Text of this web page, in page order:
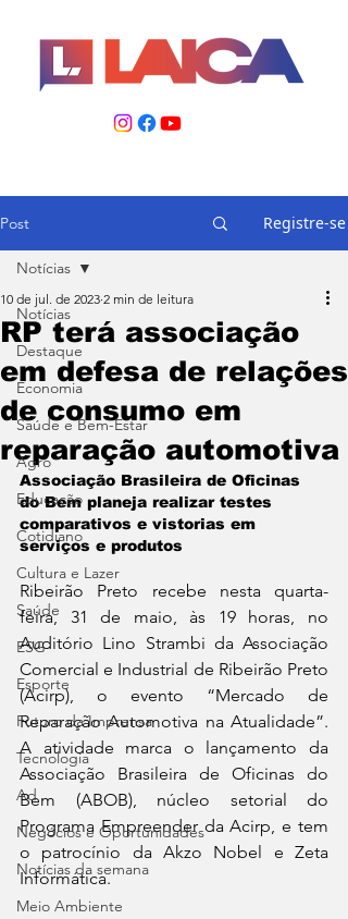
Post Registre-se
Notícias
Destaque
Economia
Saúde e Bem-Estar
Agro
Educação
Cotidiano
Cultura e Lazer
Saúde
ESG
Esporte
Futuro da Imprensa
Tecnologia
Ad
Negócios e Oportunidades
Notícias da semana
Meio Ambiente
Notícias
RP terá associação
em defesa de relações
de consumo em
reparação automotiva
10 de jul. de 2023 2 min de leitura
Associação Brasileira de Oficinas
do Bem planeja realizar testes
comparativos e vistorias em
serviços e produtos
Ribeirão Preto recebe nesta quarta-
feira, 31 de maio, às 19 horas, no
Auditório Lino Strambi da Associação
Comercial e Industrial de Ribeirão Preto
(Acirp), o evento “Mercado de
Reparação Automotiva na Atualidade”.
A atividade marca o lançamento da
Associação Brasileira de Oficinas do
Bem (ABOB), núcleo setorial do
Programa Empreender da Acirp, e tem
o patrocínio da Akzo Nobel e Zeta
Informática.